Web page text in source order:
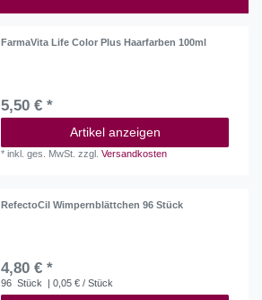
FarmaVita Life Color Plus Haarfarben 100ml
5,50 € *
Artikel anzeigen
*inkl. ges. MwSt. zzgl.Versandkosten
RefectoCil Wimpernblättchen 96 Stück
4,80 € *
96 Stück | 0,05 € / Stück